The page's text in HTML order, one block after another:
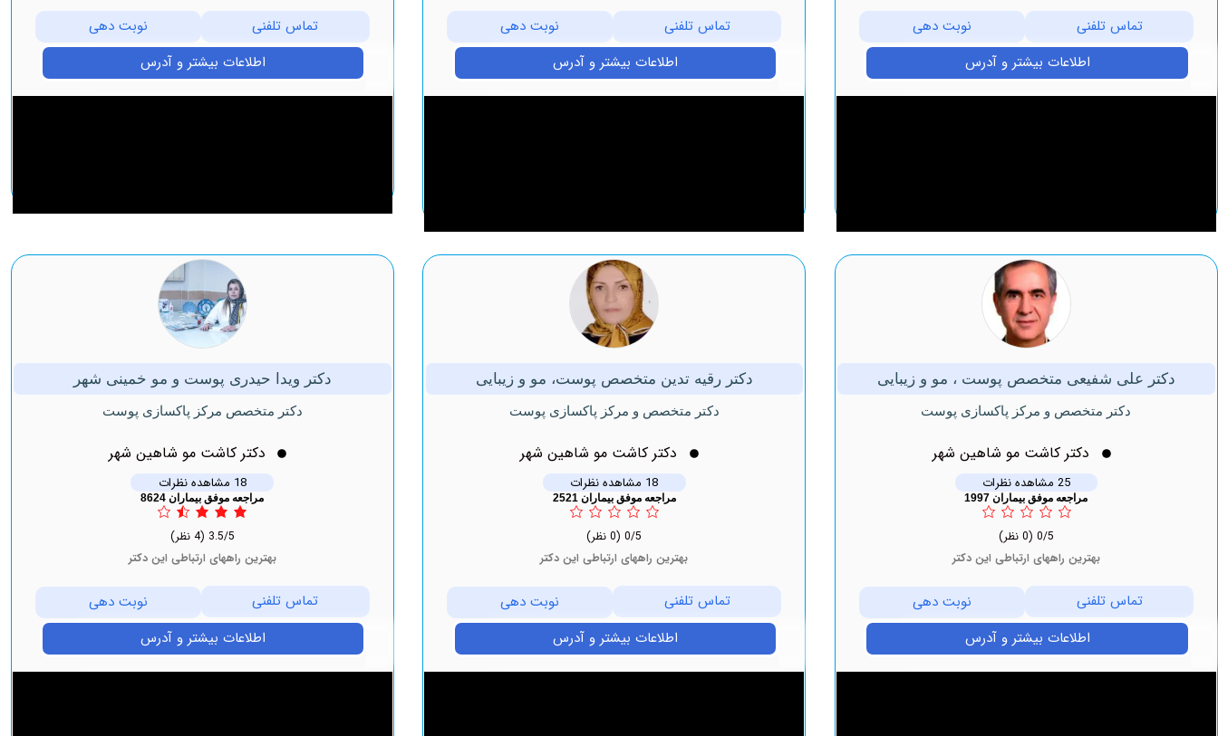
تماس تلفنی
نوبت دهی
اطلاعات بیشتر و آدرس
تماس تلفنی
نوبت دهی
اطلاعات بیشتر و آدرس
تماس تلفنی
نوبت دهی
اطلاعات بیشتر و آدرس
دکتر علی شفیعی متخصص پوست ، مو و زیبایی
دکتر متخصص و مرکز پاکسازی پوست
دکتر کاشت مو شاهین شهر
25 مشاهده نظرات
مراجعه موفق بیماران 1997
0/5 (0 نظر)
بهترین راههای ارتباطی این دکتر
تماس تلفنی
نوبت دهی
اطلاعات بیشتر و آدرس
دکتر رقیه تدین متخصص پوست، مو و زیبایی
دکتر متخصص و مرکز پاکسازی پوست
دکتر کاشت مو شاهین شهر
18 مشاهده نظرات
مراجعه موفق بیماران 2521
0/5 (0 نظر)
بهترین راههای ارتباطی این دکتر
تماس تلفنی
نوبت دهی
اطلاعات بیشتر و آدرس
دکتر ویدا حیدری پوست و مو خمینی شهر
دکتر متخصص مرکز پاکسازی پوست
دکتر کاشت مو شاهین شهر
18 مشاهده نظرات
مراجعه موفق بیماران 8624
3.5/5 (4 نظر)
بهترین راههای ارتباطی این دکتر
تماس تلفنی
نوبت دهی
اطلاعات بیشتر و آدرس